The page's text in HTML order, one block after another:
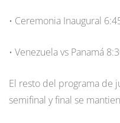
• Ceremonia Inaugural
• Venezuela vs Panamá
El resto del programa de
semifinal y final se